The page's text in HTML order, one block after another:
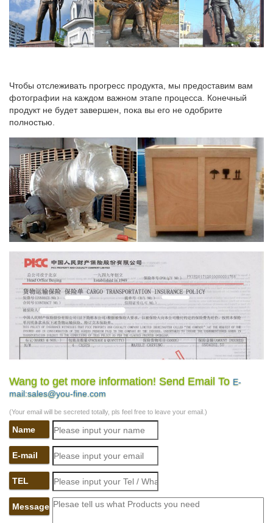
Чтобы отслеживать прогресс продукта, мы предоставим вам
фотографии на каждом важном этапе процесса. Конечный
продукт не будет завершен, пока вы его не одобрите
полностью.
Wang to get more information! Send Email To E-
mail:sales@you-fine.com
(Your email will be secreted totally, pls feel free to leave your email.)
Name
E-mail
TEL
Message